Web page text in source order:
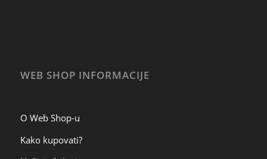
WEB SHOP INFORMACIJE
O Web Shop-u
Kako kupovati?